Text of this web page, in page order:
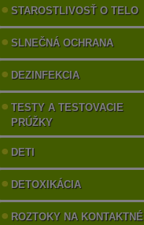
STAROSTLIVOSŤ O TELO
SLNEČNÁ OCHRANA
DEZINFEKCIA
TESTY A TESTOVACIE
PRÚŽKY
DETI
DETOXIKÁCIA
ROZTOKY NA KONTAKTNÉ